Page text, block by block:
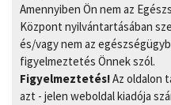
Amennyiben Ön nem az
Központ nyilvántartásában
és/vagy nem az
figyelmeztetés Önnek szól.
Figyelmeztetés!Az oldalon
azt - jelen weboldal kiadója